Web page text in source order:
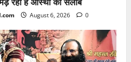
August 6, 2026 0